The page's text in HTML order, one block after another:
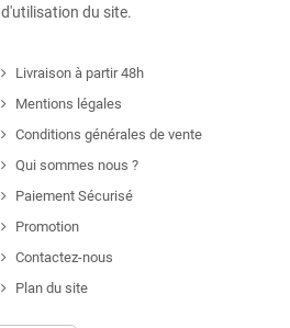
d'utilisation du site.
Livraison à partir 48h
Mentions légales
Conditions générales de vente
Qui sommes nous ?
Paiement Sécurisé
Promotion
Contactez-nous
Plan du site